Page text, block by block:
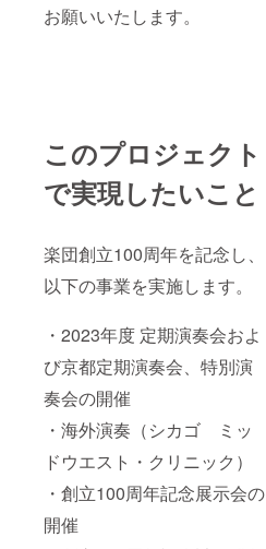
お願いいたします。
このプロジェクト
で実現したいこと
楽団創立100周年を記念し、
以下の事業を実施します。
・2023年度 定期演奏会およ
び京都定期演奏会、特別演
奏会の開催
・海外演奏（シカゴ ミッ
ドウエスト・クリニック）
・創立100周年記念展示会の
開催